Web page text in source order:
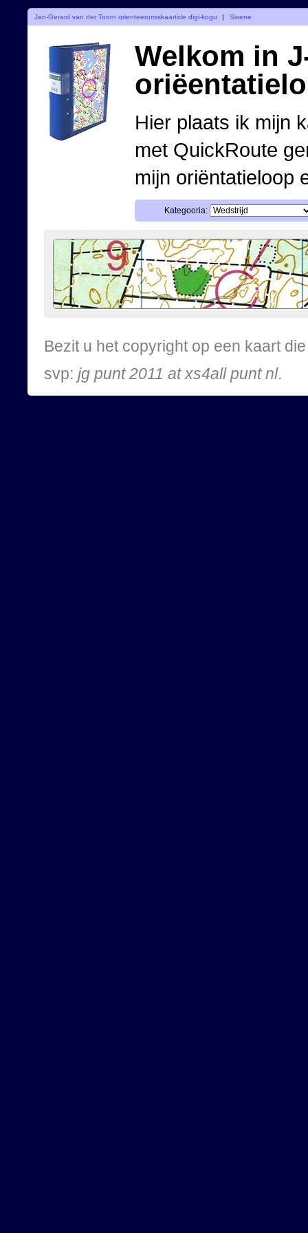
Jan-Gerard van der Toorn orienteerumiskaartide digi-kogu | Sisene
Welkom in
Hier plaats ik mijn
met QuickRoute
mijn oriëntatieloop
Kategooria:
Bezit u het copyright op een kaart
svp: jg punt 2011 at xs4all punt nl.